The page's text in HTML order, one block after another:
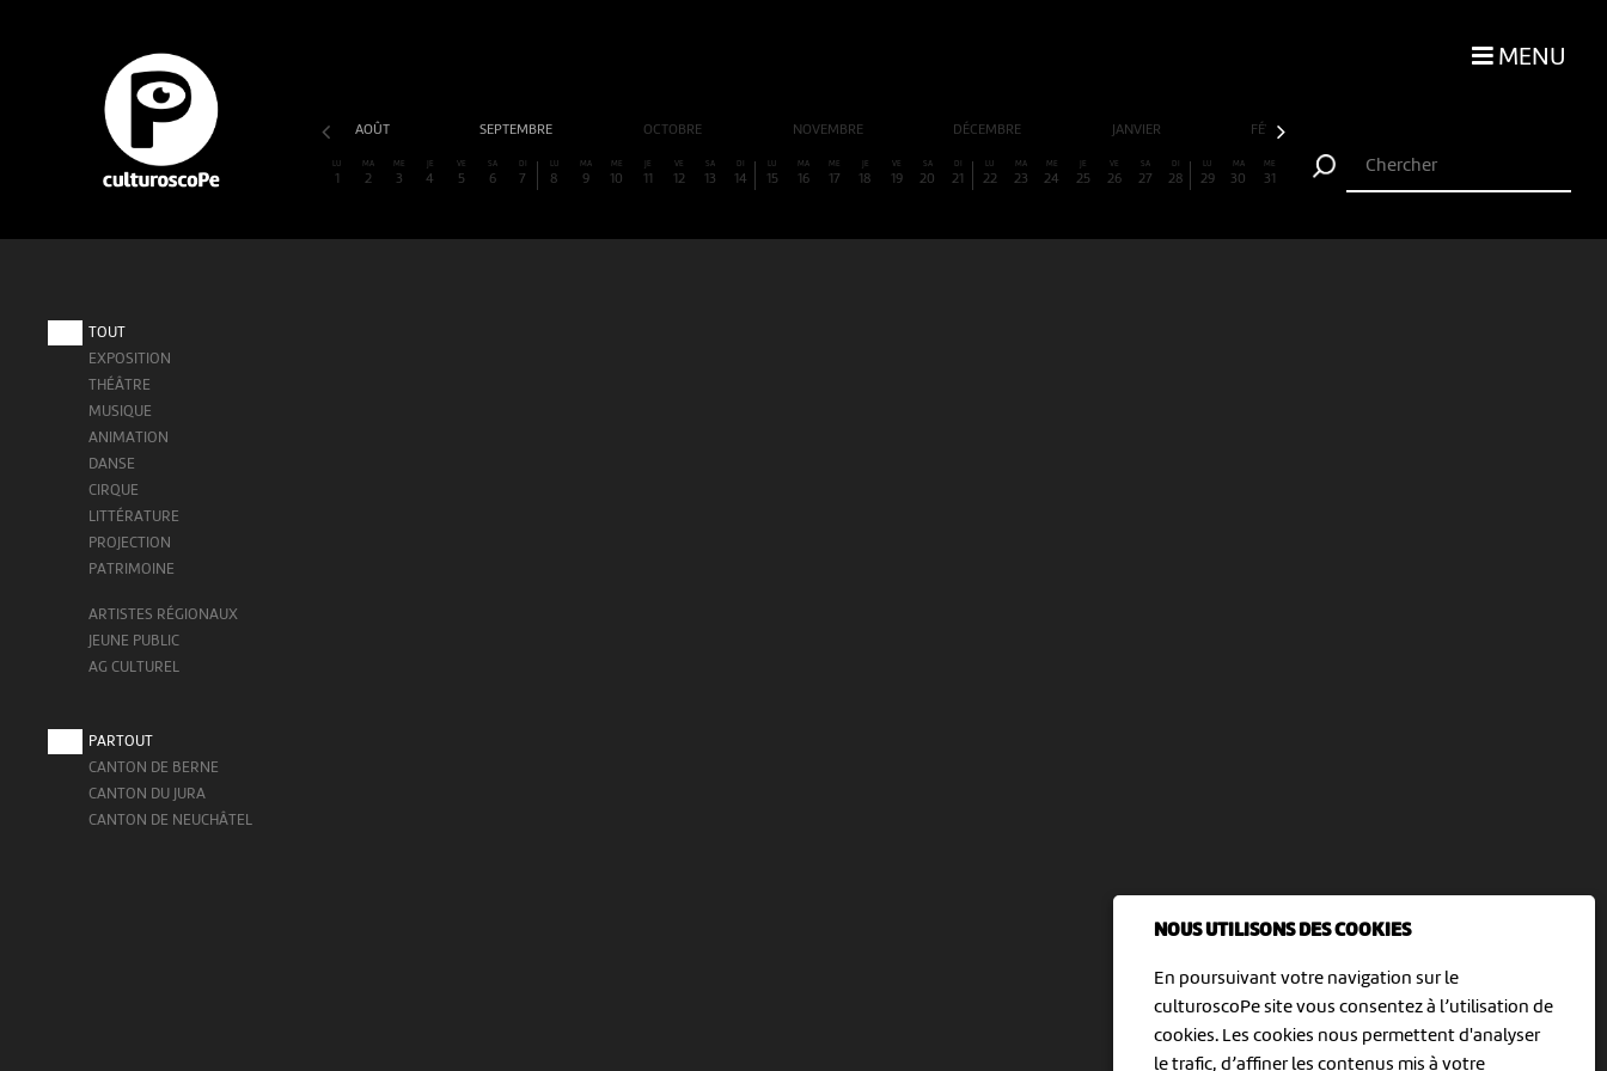
NOUS UTILISONS DES COOKIES
En poursuivant votre navigation sur le
culturoscoPe site vous consentez à l’utilisation de
cookies. Les cookies nous permettent d'analyser
le trafic, d’affiner les contenus mis à votre
MENU
AOÛT SEPTEMBRE OCTOBRE NOVEMBRE DÉCEMBRE JANVIER FÉVRIER
LU
1
MA
2
ME
3
JE
4
VE
5
SA
6
DI
7
LU
8
MA
9
ME
10
JE
11
VE
12
SA
13
DI
14
LU
15
MA
16
ME
17
JE
18
VE
19
SA
20
DI
21
LU
22
MA
23
ME
24
JE
25
VE
26
SA
27
DI
28
LU
29
MA
30
ME
31
TOUT
EXPOSITION
THÉÂTRE
MUSIQUE
ANIMATION
DANSE
CIRQUE
LITTÉRATURE
PROJECTION
PATRIMOINE
ARTISTES RÉGIONAUX
JEUNE PUBLIC
AG CULTUREL
PARTOUT
CANTON DE BERNE
CANTON DU JURA
CANTON DE NEUCHÂTEL